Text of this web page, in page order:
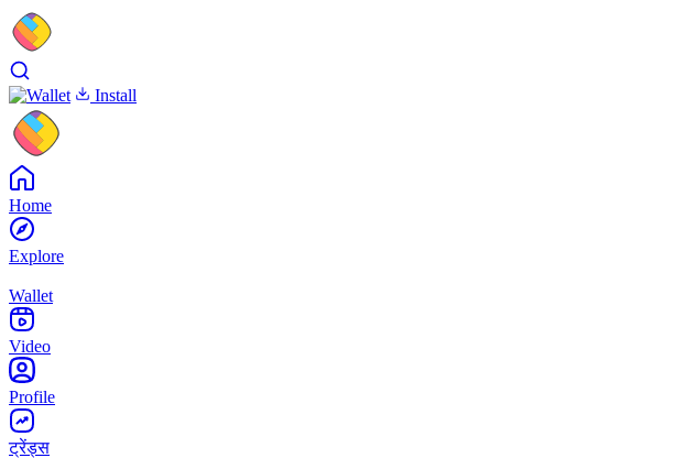
Install
Home
Explore
Wallet
Video
Profile
ट्रेंड्स